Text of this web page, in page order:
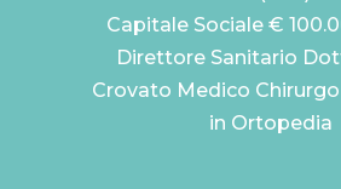
Capitale Sociale €
Direttore Sanitario
Crovato Medico
in Ortopedia